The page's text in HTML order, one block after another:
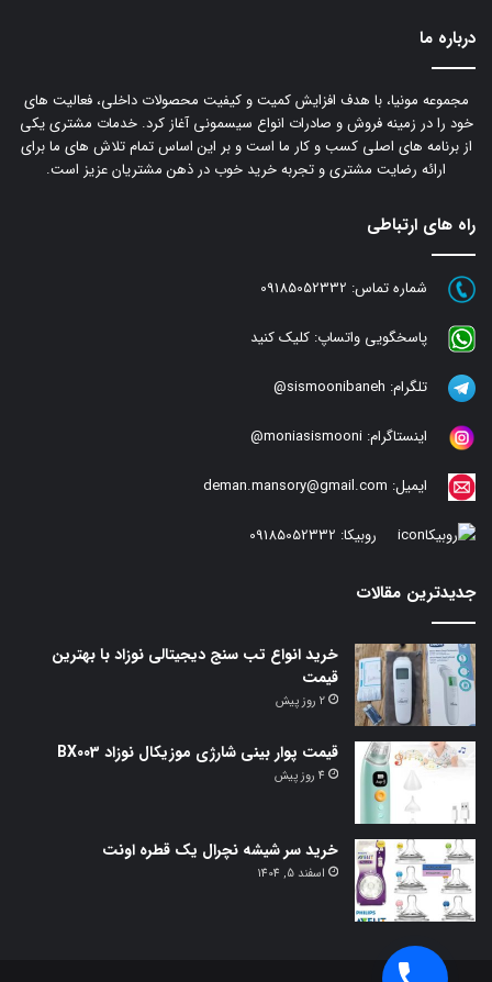
درباره ما
مجموعه مونیا، با هدف افزایش کمیت و کیفیت محصولات داخلی، فعالیت های
خود را در زمینه فروش و صادرات انواع سیسمونی آغاز کرد. خدمات مشتری یکی
از برنامه های اصلی کسب و کار ما است و بر این اساس تمام تلاش های ما برای
ارائه رضایت مشتری و تجربه خرید خوب در ذهن مشتریان عزیز است.
راه های ارتباطی
شماره تماس: 09185052332
پاسخگویی واتساپ: کلیک کنید
تلگرام: sismoonibaneh@
اینستاگرام: moniasismooni@
ایمیل: deman.mansory@gmail.com
روبیکا: 09185052332
جدیدترین مقالات
خرید انواع تب سنج دیجیتالی نوزاد با بهترین
قیمت
2 روز پیش
قیمت پوار بینی شارژی موزیکال نوزاد BX003
4 روز پیش
خرید سر شیشه نچرال یک قطره اونت
اسفند 5, 1404